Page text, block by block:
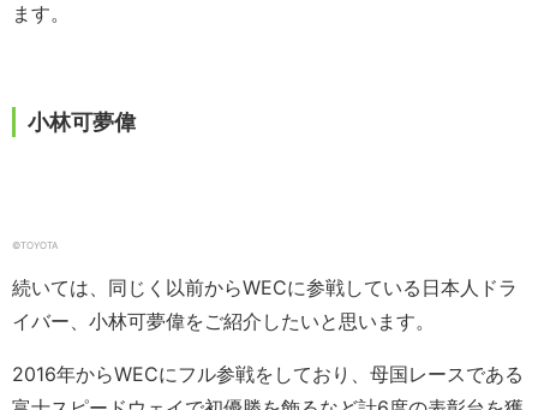
ます。
小林可夢偉
©TOYOTA
続いては、同じく以前からWECに参戦している日本人ドラ
イバー、小林可夢偉をご紹介したいと思います。
2016年からWECにフル参戦をしており、母国レースである